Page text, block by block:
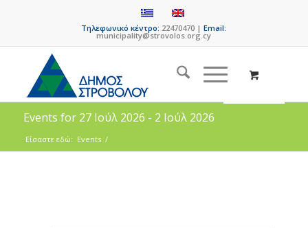
Τηλεφωνικό κέντρο: 22470470 |Email:
municipality@strovolos.org.cy
Events for 27 Ιούλ 2026 - 2 Ιούλ 2026
Είσαστε εδώ: Events /